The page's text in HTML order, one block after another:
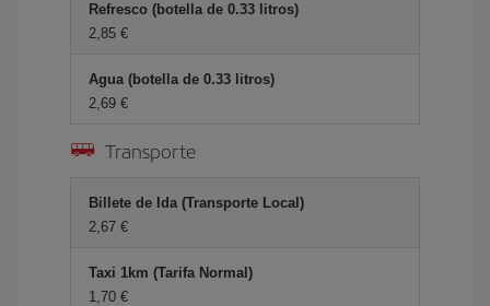
Refresco (botella de 0.33 litros)
2,85 €
Agua (botella de 0.33 litros)
2,69 €
Transporte
Billete de Ida (Transporte Local)
2,67 €
Taxi 1km (Tarifa Normal)
1,70 €